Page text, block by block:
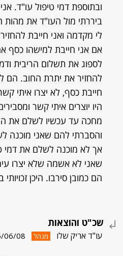
ובתוספת דמי טיפול עו"ד.
ביררתי מול העו"ד את
לי מקדמה ואני חייבת
אם אני חייבת למישהו כסף
לספוג את תשלום הריבית
להחזיר את יתרת החוב. הם
חייבת כסף, לא יצרו איתי
היו יוצרים איתי קשר
מחכה עד עכשיו לשלם את
והסברתי להם שאני מוכנה
אך לא מוכנה לשלם את דמי
שאני לא אשמה שלא יצרו
הם כמובן סירבו. היכן זכויותי
שכ"ט והוצאות
עו"ד אריק שלו מנהל 06/08